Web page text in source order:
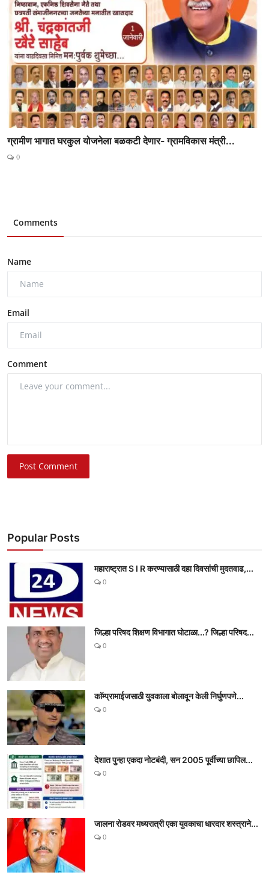
ग्रामीण भागात घरकुल योजनेला बळकटी देणार- ग्रामविकास मंत्री...
0
Comments
Name
Email
Comment
Post Comment
Popular Posts
महाराष्ट्रात S I R करण्यासाठी दहा दिवसांची मुदतवाढ,...
0
जिल्हा परिषद शिक्षण विभागात घोटाळा...? जिल्हा परिषद...
0
काॅम्प्रामाईजसाठी युवकाला बोलावून केली निर्घुणपणे...
0
देशात पुन्हा एकदा नोटबंदी, सन 2005 पूर्वीच्या छापिल...
0
जालना रोडवर मध्यरात्री एका युवकाचा धारदार शस्त्राने...
0